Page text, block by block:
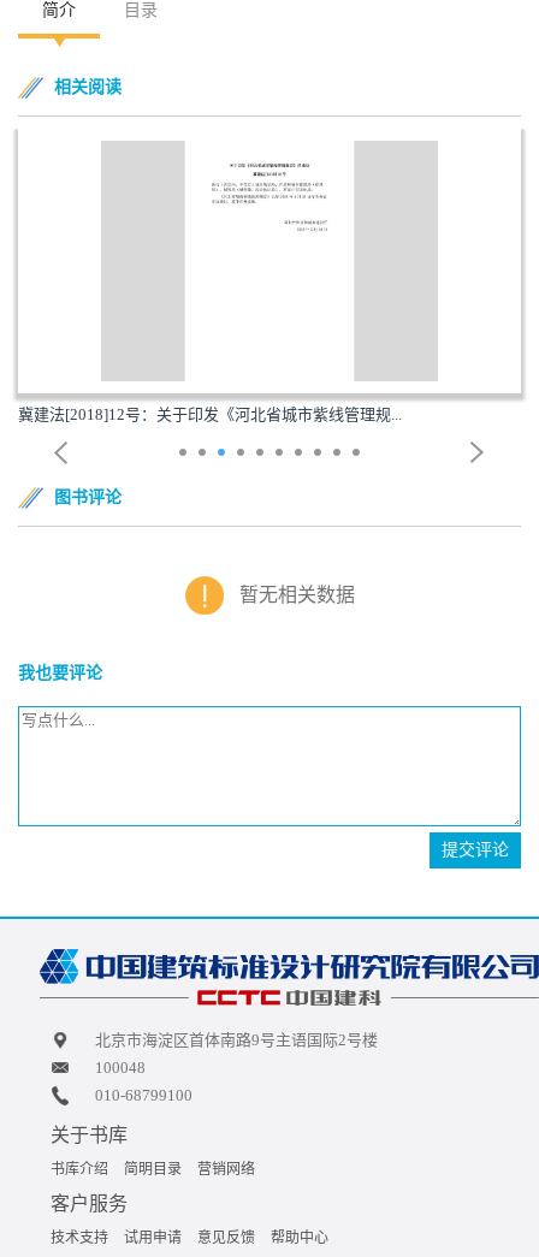
简介 目录
相关阅读
冀建法[2018]12号：关于印发《河北省城市紫线管理规...
图书评论
暂无相关数据
我也要评论
提交评论
北京市海淀区首体南路9号主语国际2号楼
100048
010-68799100
关于书库
书库介绍 简明目录 营销网络
客户服务
技术支持 试用申请 意见反馈 帮助中心